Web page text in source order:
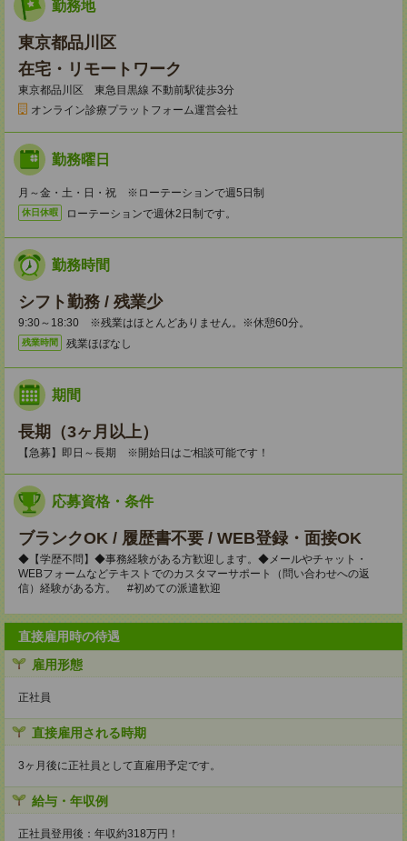
勤務地
東京都品川区
在宅・リモートワーク
東京都品川区 東急目黒線 不動前駅徒歩3分
オンライン診療プラットフォーム運営会社
勤務曜日
月～金・土・日・祝 ※ローテーションで週5日制
休日休暇 ローテーションで週休2日制です。
勤務時間
シフト勤務 / 残業少
9:30～18:30 ※残業はほとんどありません。※休憩60分。
残業時間 残業ほぼなし
期間
長期（3ヶ月以上）
【急募】即日～長期 ※開始日はご相談可能です！
応募資格・条件
ブランクOK / 履歴書不要 / WEB登録・面接OK
◆【学歴不問】◆事務経験がある方歓迎します。◆メールやチャット・
WEBフォームなどテキストでのカスタマーサポート（問い合わせへの返
信）経験がある方。 #初めての派遣歓迎
直接雇用時の待遇
雇用形態
正社員
直接雇用される時期
3ヶ月後に正社員として直雇用予定です。
給与・年収例
正社員登用後：年収約318万円！